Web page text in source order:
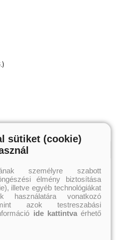
Magyarok
Ashley Carrigan
Benina
Bessenyei Gábor
Bodor Attila
Böszörményi Gyula
sütiket (cookie)
személyre szabott
élmény biztosítása
illetve egyéb technológiákat
használatára vonatkozó
azok testreszabási
ide kattintvaérhető